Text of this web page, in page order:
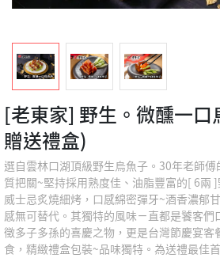
[老東家] 野生。微醺一
贈送禮盒)
選自雲林口湖頂級野生烏魚子。30年老師
質把關~堅持採用熟度佳、油脂豐富的[ 6兩
威士忌炙燒細烤，口感綿密彈牙~酒香濃郁
感無可替代。其獨特的風味ㄧ直都是饕客們
徵多子多孫的喜慶之物，更是台灣節慶宴客
食，精緻禮盒包裝~品味獨特。為送禮最佳